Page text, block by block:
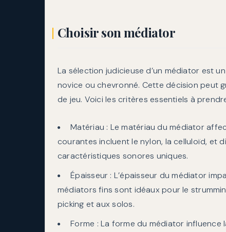
Choisir son médiator
La sélection judicieuse d’un médiator est
novice ou chevronné. Cette décision peut
de jeu. Voici les critères essentiels à
Matériau : Le matériau du médiator
courantes incluent le nylon, la celluloïd, et
caractéristiques sonores uniques.
Épaisseur : L’épaisseur du médiator
médiators fins sont idéaux pour le
picking et aux solos.
Forme : La forme du médiator